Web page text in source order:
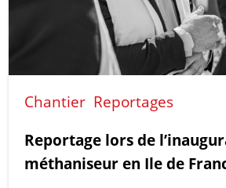
Chantier Reportages
Reportage lors de
méthaniseur en Ile de